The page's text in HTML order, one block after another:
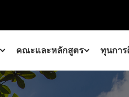
คณะและหลักสูตร ทุนกา